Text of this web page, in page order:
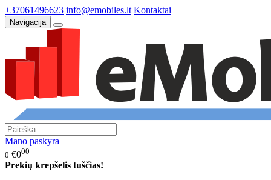
+37061496623 info@emobiles.lt Kontaktai
Navigacija
Mano paskyra
0 €000
Prekių krepšelis tuščias!